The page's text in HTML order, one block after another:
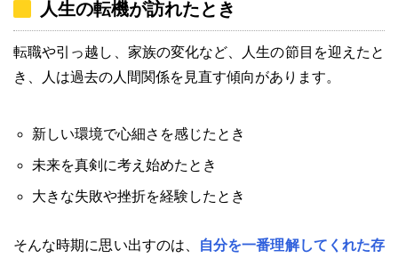
人生の転機が訪れたとき
転職や引っ越し、家族の変化など、人生の節目を迎えたと
き、人は過去の人間関係を見直す傾向があります。
新しい環境で心細さを感じたとき
未来を真剣に考え始めたとき
大きな失敗や挫折を経験したとき
そんな時期に思い出すのは、
自分を一番理解してくれた存